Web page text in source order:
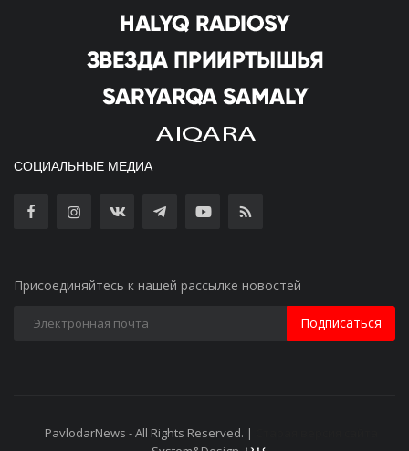
СОЦИАЛЬНЫЕ МЕДИА
Присоединяйтесь к нашей рассылке новостей
Подписаться
PavlodarNews - All Rights Reserved. |